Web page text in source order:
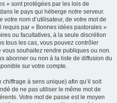
» sont protégées par les lois de
le pays qui héberge notre serveur.
nom d’utilisateur, de votre mot de
par « Bonnes idées pastorales »
ou facultatives, à la seule discrétion
tous les cas, vous pouvez contrôler
souhaitez rendre publiques ou non.
abonner ou non à la liste de diffusion du
sur votre compte.
à sens unique) afin qu’il soit
de ne pas utiliser le même mot de
Votre mot de passe est le moyen